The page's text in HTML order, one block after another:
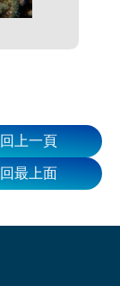
回上一頁
回最上面